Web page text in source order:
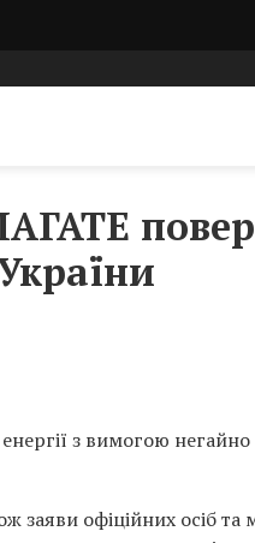
з вимогою
заяви офіційних осіб